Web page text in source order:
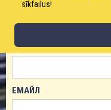
ЗАКАЗАТЬ ТОВАР!
ИМЯ
ЕМАЙЛ
sīkfailus!